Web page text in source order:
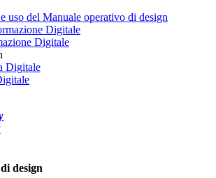
uso del Manuale operativo di design
Digitale
design